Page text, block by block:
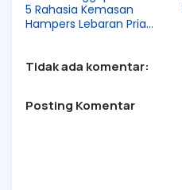
5 Rahasia Kemasan
Hampers Lebaran Pria
Tidak ada komentar:
Posting Komentar